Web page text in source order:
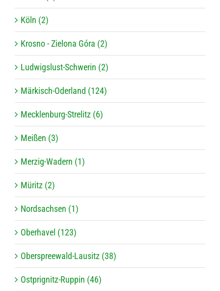
Köln (2)
Krosno - Zielona Góra (2)
Ludwigslust-Schwerin (2)
Märkisch-Oderland (124)
Mecklenburg-Strelitz (6)
Meißen (3)
Merzig-Wadern (1)
Müritz (2)
Nordsachsen (1)
Oberhavel (123)
Oberspreewald-Lausitz (38)
Ostprignitz-Ruppin (46)